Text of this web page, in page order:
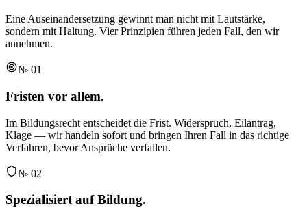
Eine Auseinandersetzung gewinnt man nicht mit Lautstärke,
sondern mit Haltung. Vier Prinzipien führen jeden Fall, den wir
annehmen.
№ 01
Fristen vor allem.
Im Bildungsrecht entscheidet die Frist. Widerspruch, Eilantrag,
Klage — wir handeln sofort und bringen Ihren Fall in das richtige
Verfahren, bevor Ansprüche verfallen.
№ 02
Spezialisiert auf Bildung.